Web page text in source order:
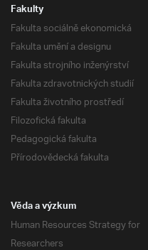
Fakulty
Fakulta sociálně ekonomická
Fakulta umění a designu
Fakulta strojního inženýrství
Fakulta zdravotnických studií
Fakulta životního prostředí
Filozofická fakulta
Pedagogická fakulta
Přírodovědecká fakulta
Věda a výzkum
Human Resources Strategy for
Researchers